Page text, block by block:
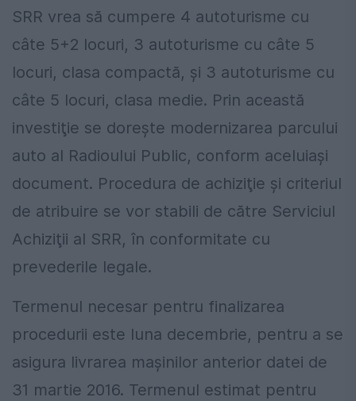
SRR vrea să cumpere 4 autoturisme cu
câte 5+2 locuri, 3 autoturisme cu câte 5
locuri, clasa compactă, şi 3 autoturisme cu
câte 5 locuri, clasa medie. Prin această
investiţie se doreşte modernizarea parcului
auto al Radioului Public, conform aceluiaşi
document. Procedura de achiziţie şi criteriul
de atribuire se vor stabili de către Serviciul
Achiziţii al SRR, în conformitate cu
prevederile legale.
Termenul necesar pentru finalizarea
procedurii este luna decembrie, pentru a se
asigura livrarea maşinilor anterior datei de
31 martie 2016. Termenul estimat pentru